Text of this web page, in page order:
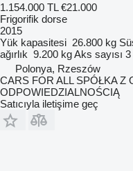
1.154.000 TL €21.000
Frigorifik dorse
2015
Yük kapasitesi 26.800 kg
ağırlık 9.200 kgAks sayısı 3
Polonya, Rzeszów
CARS FOR ALL SPÓŁKA Z
ODPOWIEDZIALNOŚCIĄ
Satıcıyla iletişime geç